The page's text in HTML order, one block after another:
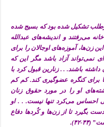
تشکیل شده بود که بسیج شده
می‌رفتند و اندیشه‌های عبدالله
زن‌ها، آموزه‌های اوجالان را برای
نمی‌تواند آزاد باشد مگر این که
باشند. . . زنارین قبول کرد با
برای کنگره عضوگیری کند. کم کم
او را در مورد حقوق زنان
احساس می‌کرد تنها نیست. . . او
بگیرد تا از زن‌ها و کُردها دفاع
۴۲).